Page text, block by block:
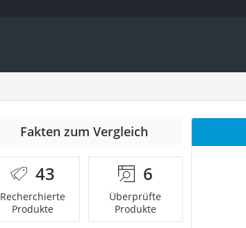
Fakten zum Vergleich
43
Recherchierte
Produkte
6
Überprüfte
Produkte